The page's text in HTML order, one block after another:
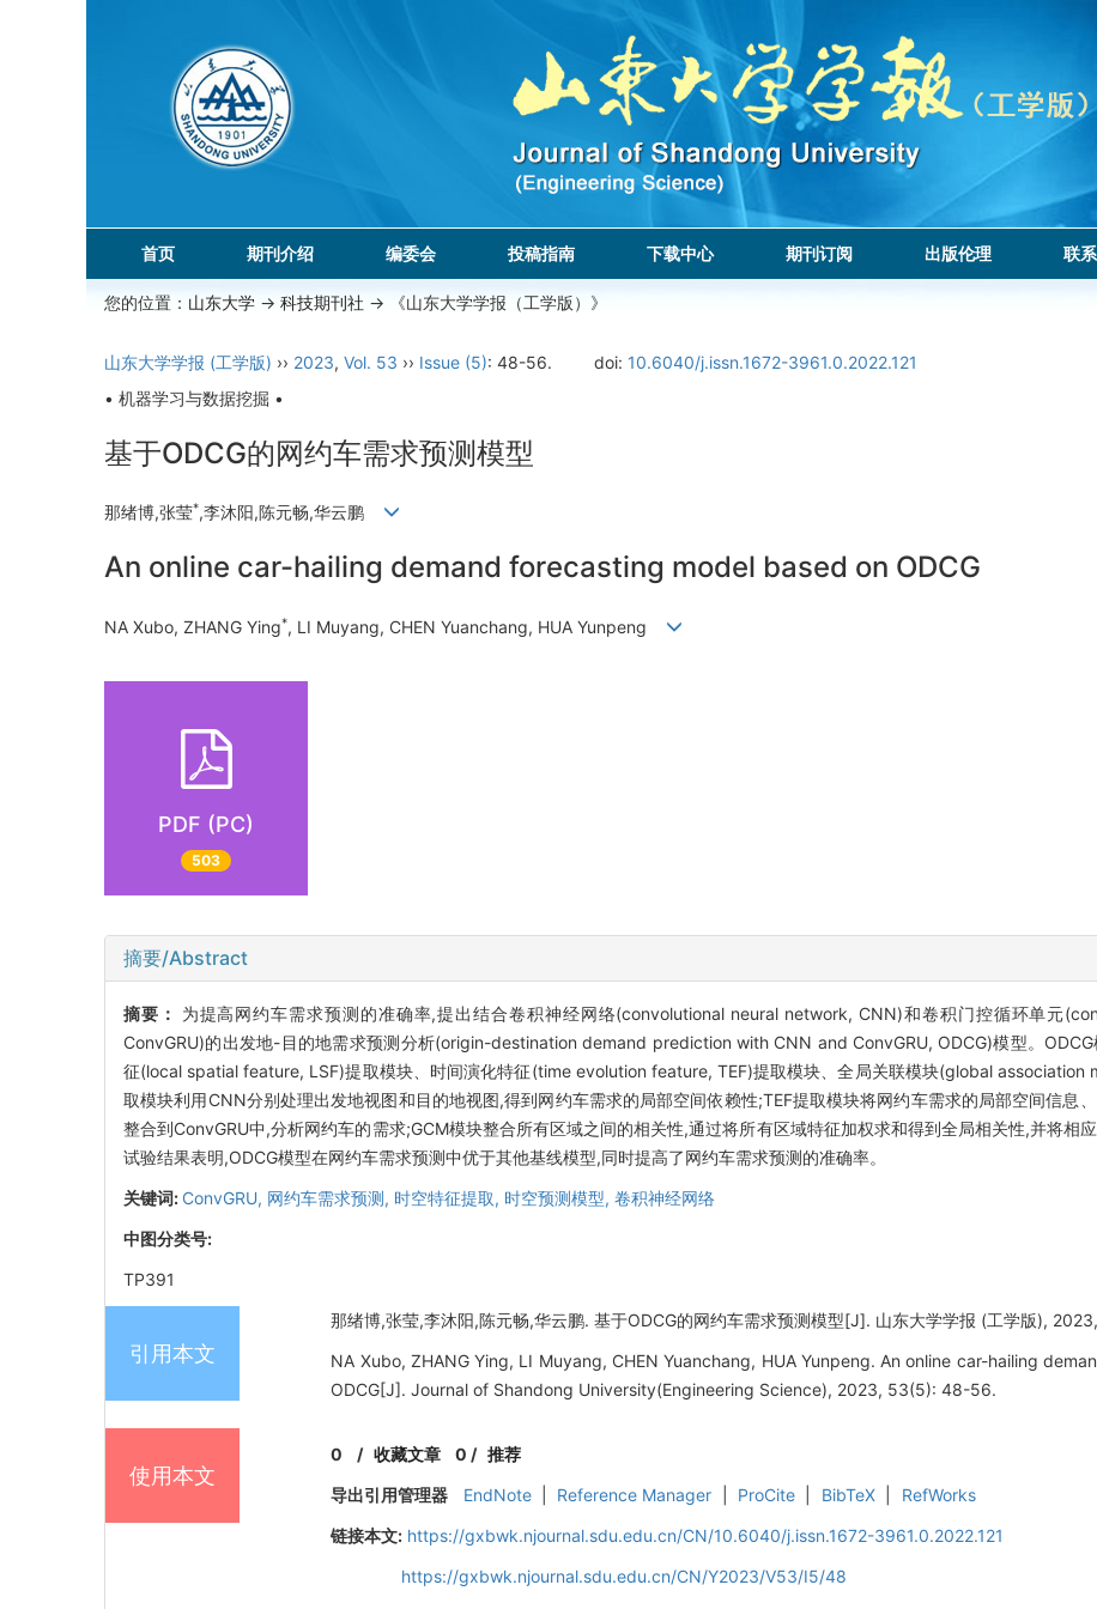
首页 期刊介绍 编委会 投稿指南 下载中心 期刊订阅 出版伦理 联
您的位置： 山东大学 -> 科技期刊社 -> 《山东大学学报（工学版）》
山东大学学报 (工学版) ›› 2023, Vol. 53 ›› Issue (5): 48-56. doi: 10.6040/j.issn.1672-3961.0.2022.121
• 机器学习与数据挖掘 •
基于ODCG的网约车需求预测模型
那绪博,张莹*,李沐阳,陈元畅,华云鹏
An online car-hailing demand forecasting model based on ODCG
NA Xubo, ZHANG Ying*, LI Muyang, CHEN Yuanchang, HUA Yunpeng
PDF (PC)
503
摘要/Abstract
摘要： 为提高网约车需求预测的准确率,提出结合卷积神经网络(convolutional neural network, CNN)和卷积门控循环单元
ConvGRU)的出发地-目的地需求预测分析(origin-destination demand prediction with CNN and ConvGRU, ODCG)模型。
征(local spatial feature, LSF)提取模块、时间演化特征(time evolution feature, TEF)提取模块、全局关联模块(global association
取模块利用CNN分别处理出发地视图和目的地视图,得到网约车需求的局部空间依赖性;TEF提取模块将网约车需求的局部空间信息
整合到ConvGRU中,分析网约车的需求;GCM模块整合所有区域之间的相关性,通过将所有区域特征加权求和得到全局相关性,并将相
试验结果表明,ODCG模型在网约车需求预测中优于其他基线模型,同时提高了网约车需求预测的准确率。
关键词: ConvGRU, 网约车需求预测, 时空特征提取, 时空预测模型, 卷积神经网络
中图分类号:
TP391
引用本文
那绪博,张莹,李沐阳,陈元畅,华云鹏. 基于ODCG的网约车需求预测模型[J]. 山东大学学报 (工学版),
NA Xubo, ZHANG Ying, LI Muyang, CHEN Yuanchang, HUA Yunpeng. An online car-hailing
ODCG[J]. Journal of Shandong University(Engineering Science), 2023, 53(5): 48-56.
使用本文
0 /收藏文章 0 / 推荐
导出引用管理器
EndNote Reference Manager ProCite BibTeX
RefWorks
链接本文: https://gxbwk.njournal.sdu.edu.cn/CN/10.6040/j.issn.1672-3961.0.2022.121
https://gxbwk.njournal.sdu.edu.cn/CN/Y2023/V53/I5/48